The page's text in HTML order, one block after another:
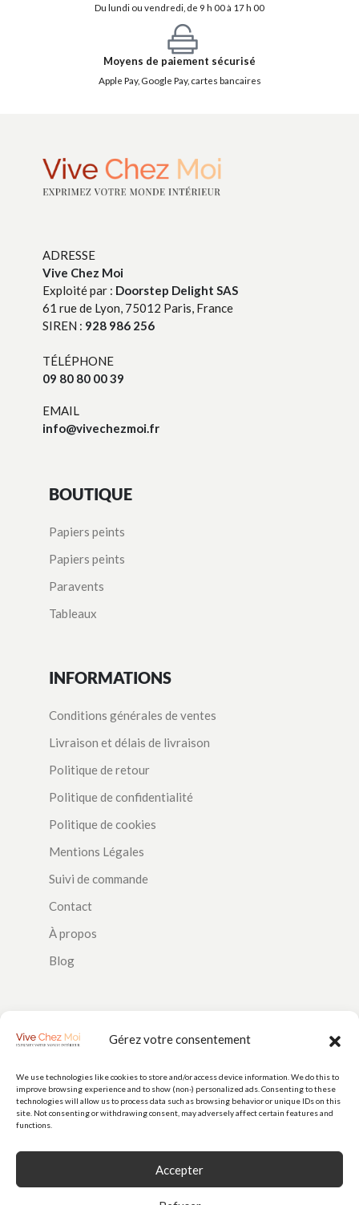
Gérez votre consentement
We use technologies like cookies to store and/or access device information. We do this to
improve browsing experience and to show (non-) personalized ads. Consenting to these
technologies will allow us to process data such as browsing behavior or unique IDs on this
site. Not consenting or withdrawing consent, may adversely affect certain features and
functions.
Accepter
Du lundi ou vendredi, de 9 h 00 à 17 h 00
Moyens de paiement sécurisé
Apple Pay, Google Pay, cartes bancaires
ADRESSE
Vive Chez Moi
Exploité par : Doorstep Delight SAS
61 rue de Lyon, 75012 Paris, France
SIREN : 928 986 256
TÉLÉPHONE
09 80 80 00 39
EMAIL
info@vivechezmoi.fr
BOUTIQUE
Papiers peints
Papiers peints
Paravents
Tableaux
INFORMATIONS
Conditions générales de ventes
Livraison et délais de livraison
Politique de retour
Politique de confidentialité
Politique de cookies
Mentions Légales
Suivi de commande
Contact
À propos
Blog
PAIEMENTS